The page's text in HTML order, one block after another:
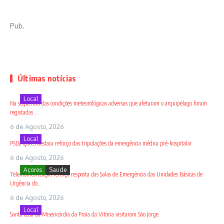
Pub.
Últimas notícias
Local
Na sequência das condições meteorológicas adversas que afetaram o arquipélago foram
registadas ...
6 de Agosto, 2026
Local
PSD/Açores destaca reforço das tripulações da emergência médica pré-hospitalar
6 de Agosto, 2026
Açores Saude
Telemonitorização reforça resposta das Salas de Emergência das Unidades Básicas de
Urgência do...
6 de Agosto, 2026
Local
Santa Casa da Misericórdia da Praia da Vitória visitaram São Jorge